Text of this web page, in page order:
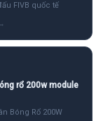
FIVB quốc tế
rổ 200w module
Bóng Rổ 200W